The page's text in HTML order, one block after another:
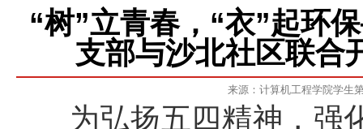
“树”立青春，“衣”起环
支部与沙北社区联合
来源：计算机工程学院学生
为弘扬五四精神，强